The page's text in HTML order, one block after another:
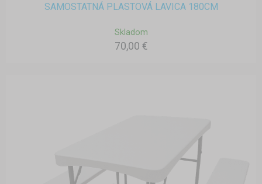
SAMOSTATNÁ PLASTOVÁ LAVICA 180CM
Skladom
70,00 €